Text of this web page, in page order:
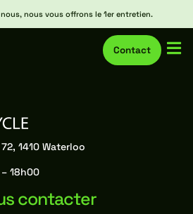
nous vous offrons le 1er entretien.
Contact
2
1410 Waterloo
18h00
contacter